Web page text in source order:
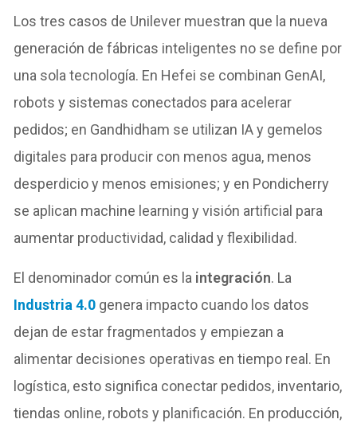
Los tres casos de Unilever muestran que la nueva
generación de fábricas inteligentes no se define por
una sola tecnología. En Hefei se combinan GenAI,
robots y sistemas conectados para acelerar
pedidos; en Gandhidham se utilizan IA y gemelos
digitales para producir con menos agua, menos
desperdicio y menos emisiones; y en Pondicherry
se aplican machine learning y visión artificial para
aumentar productividad, calidad y flexibilidad.
El denominador común es la integración. La
Industria 4.0 genera impacto cuando los datos
dejan de estar fragmentados y empiezan a
alimentar decisiones operativas en tiempo real. En
logística, esto significa conectar pedidos, inventario,
tiendas online, robots y planificación. En producción,